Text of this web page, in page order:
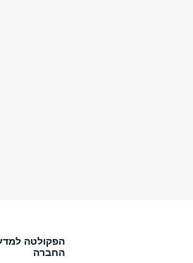
הפקולטה
החברה